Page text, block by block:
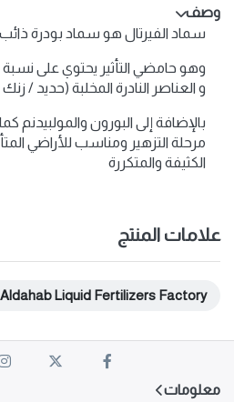
وصف
سماد الفيرتال هو سماد بودرة ذائب %
وهو حامضي التأثير يحتوي على
و العناصر النادرة المخلبة (حديد /
بالإضافة إلى البورون
مرحلة التزهير ومناسب للأراضي
الكثيفة والمتكررة
علامات المنتج
Liquid Fertilizers Factory
معلومات